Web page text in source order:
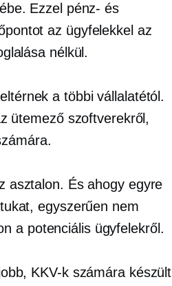
Ezzel pénz- és
az ügyfelekkel az
nélkül.
a többi vállalatétól.
ütemező szoftverekről,
asztalon. És ahogy egyre
egyszerűen nem
a potenciális ügyfelekről.
KKV-k számára készült